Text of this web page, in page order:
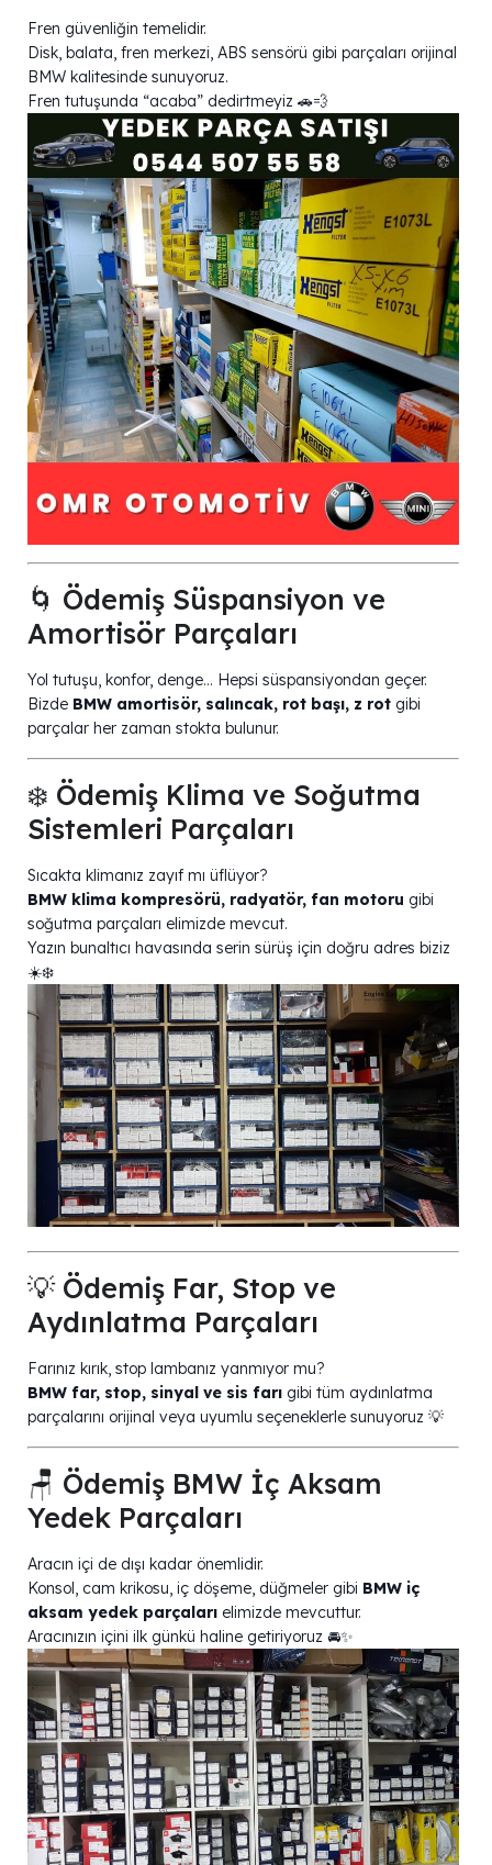
Fren güvenliğin temelidir.
Disk, balata, fren merkezi, ABS sensörü gibi parçaları orijinal
BMW kalitesinde sunuyoruz.
Fren tutuşunda “acaba” dedirtmeyiz 🚗💨
🌀 Ödemiş Süspansiyon ve
Amortisör Parçaları
Yol tutuşu, konfor, denge… Hepsi süspansiyondan geçer.
Bizde BMW amortisör, salıncak, rot başı, z rot gibi
parçalar her zaman stokta bulunur.
❄️ Ödemiş Klima ve Soğutma
Sistemleri Parçaları
Sıcakta klimanız zayıf mı üflüyor?
BMW klima kompresörü, radyatör, fan motoru gibi
soğutma parçaları elimizde mevcut.
Yazın bunaltıcı havasında serin sürüş için doğru adres biziz
☀️❄️
💡 Ödemiş Far, Stop ve
Aydınlatma Parçaları
Farınız kırık, stop lambanız yanmıyor mu?
BMW far, stop, sinyal ve sis farı gibi tüm aydınlatma
parçalarını orijinal veya uyumlu seçeneklerle sunuyoruz 💡
🪑 Ödemiş BMW İç Aksam
Yedek Parçaları
Aracın içi de dışı kadar önemlidir.
Konsol, cam krikosu, iç döşeme, düğmeler gibi BMW iç
aksam yedek parçaları elimizde mevcuttur.
Aracınızın içini ilk günkü haline getiriyoruz 🚘✨